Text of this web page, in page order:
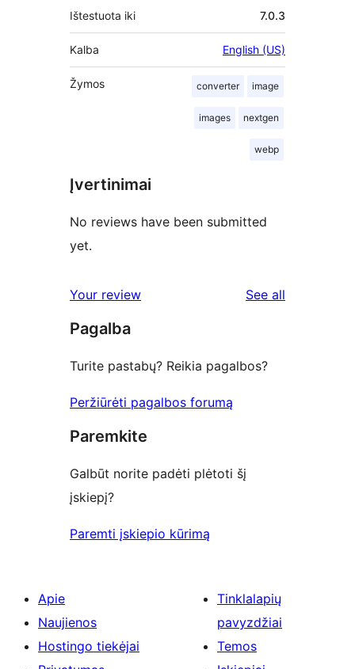
Ištestuota iki 7.0.3
Kalba English (US)
Žymos converter image
images nextgen
webp
Įvertinimai
No reviews have been submitted
yet.
Your review See all
Pagalba
Turite pastabų? Reikia pagalbos?
Peržiūrėti pagalbos forumą
Paremkite
Galbūt norite padėti plėtoti šį
įskiepį?
Paremti įskiepio kūrimą
Apie
Naujienos
Hostingo tiekėjai
Tinklalapių
pavyzdžiai
Temos